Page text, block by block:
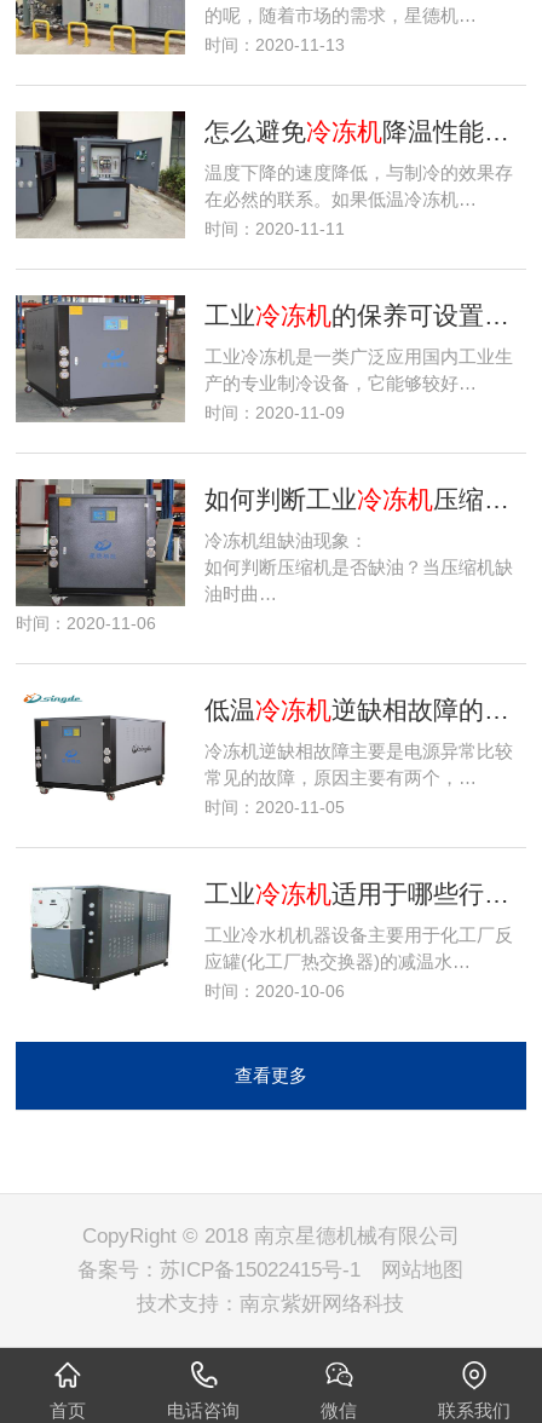
的呢，随着市场的需求，星德机…
时间：2020-11-13
怎么避免冷冻机降温性能下降的问题？
温度下降的速度降低，与制冷的效果存
在必然的联系。如果低温冷冻机…
时间：2020-11-11
工业冷冻机的保养可设置为检查性、预防性以及全面保养
工业冷冻机是一类广泛应用国内工业生
产的专业制冷设备，它能够较好…
时间：2020-11-09
如何判断工业冷冻机压缩机是否缺油？
冷冻机组缺油现象：
如何判断压缩机是否缺油？当压缩机缺
油时曲…
时间：2020-11-06
低温冷冻机逆缺相故障的原因是什么？
冷冻机逆缺相故障主要是电源异常比较
常见的故障，原因主要有两个，…
时间：2020-11-05
工业冷冻机适用于哪些行业？
工业冷水机机器设备主要用于化工厂反
应罐(化工厂热交换器)的减温水…
时间：2020-10-06
查看更多
CopyRight © 2018 南京星德机械有限公司
备案号：苏ICP备15022415号-1
网站地图
技术支持：南京紫妍网络科技
首页 电话咨询 微信 联系我们